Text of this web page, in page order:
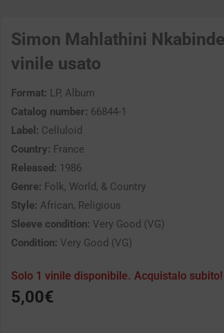
Simon Mahlathini
vinile usato
Format: LP, Album
Catalog number: 66844-1
Label: Celluloid
Country: France
Released: 1986
Genre: Folk, World, & Country
Style: African, Religious
Sleeve condition: Very Good (VG)
Condition: Very Good (VG)
Solo 1 vinile disponibile. Acquistalo subito!
5,00€